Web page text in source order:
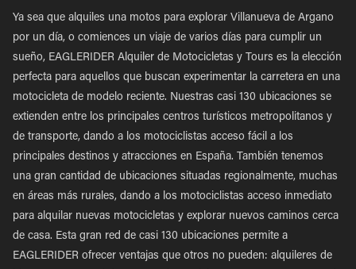
Ya sea que alquiles una motos para explorar Villanueva de Argano
por un día, o comiences un viaje de varios días para cumplir un
sueño, EAGLERIDER Alquiler de Motocicletas y Tours es la elección
perfecta para aquellos que buscan experimentar la carretera en una
motocicleta de modelo reciente. Nuestras casi 130 ubicaciones se
extienden entre los principales centros turísticos metropolitanos y
de transporte, dando a los motociclistas acceso fácil a los
principales destinos y atracciones en España. También tenemos
una gran cantidad de ubicaciones situadas regionalmente, muchas
en áreas más rurales, dando a los motociclistas acceso inmediato
para alquilar nuevas motocicletas y explorar nuevos caminos cerca
de casa. Esta gran red de casi 130 ubicaciones permite a
EAGLERIDER ofrecer ventajas que otros no pueden: alquileres de